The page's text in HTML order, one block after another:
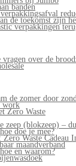
banden
de toekomst zijn
verpakkingen
vragen over de
de zomer door
work
Zero Waste
zeep (blokzeep) –
doe je mee?
Zero Waste Cadeau
maandverband
en waarom?